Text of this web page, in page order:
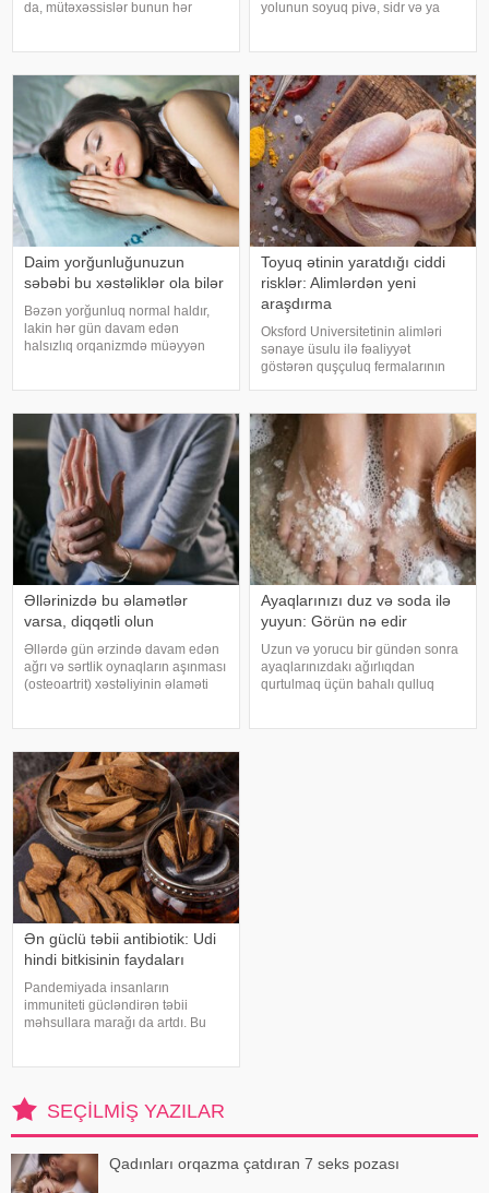
da, mütəxəssislər bunun hər
insanın kifayət qədə
yolunun soyuq pivə, sidr və ya
az alkoqollu içkilər çox vaxt
zərərsi
Daim yorğunluğunuzun
səbəbi bu xəstəliklər ola bilər
Bəzən yorğunluq normal haldır,
lakin hər gün davam edən
halsızlıq orqanizmdə müəyyən
qan azlığı, qalxanabənzər vəz
xəstəlikləri, şəkərl
Toyuq ətinin yaratdığı ciddi
risklər: Alimlərdən yeni
araşdırma
Oksford Universitetinin alimləri
sənaye üsulu ilə fəaliyyət
göstərən quşçuluq fermalarının
biləcəyini bildiriblər. xəbər verir ki,
araşdırma zamanı son 45 i
Əllərinizdə bu əlamətlər
varsa, diqqətli olun
Əllərdə gün ərzində davam edən
ağrı və sərtlik oynaqların aşınması
(osteoartrit) xəstəliyinin əlaməti
yaranır. xəbər verir ki
Ayaqlarınızı duz və soda ilə
yuyun: Görün nə edir
Uzun və yorucu bir gündən sonra
ayaqlarınızdakı ağırlıqdan
qurtulmaq üçün bahalı qulluq
Ən güclü təbii antibiotik: Udi
hindi bitkisinin faydaları
Pandemiyada insanların
immuniteti gücləndirən təbii
məhsullara marağı da artdı. Bu
ə
SEÇILMIŞ YAZILAR
Qadınları orqazma çatdıran 7 seks pozası